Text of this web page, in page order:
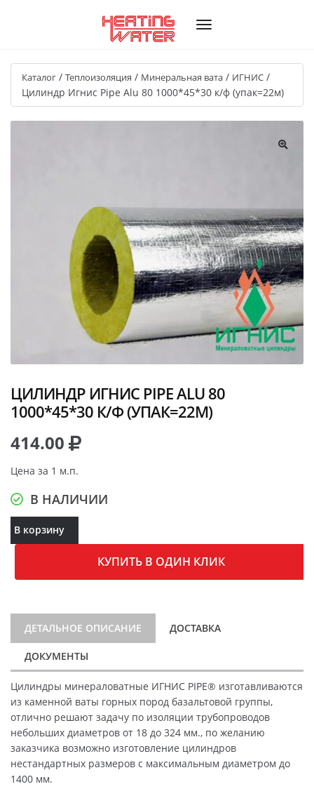
Каталог / Теплоизоляция / Минеральная вата / ИГНИС /
Цилиндр Игнис Pipe Alu 80 1000*45*30 к/ф (упак=22м)
ЦИЛИНДР ИГНИС PIPE ALU 80
1000*45*30 К/Ф (УПАК=22М)
414.00
Цена за 1 м.п.
В НАЛИЧИИ
В корзину
КУПИТЬ В ОДИН КЛИК
ДЕТАЛЬНОЕ ОПИСАНИЕ ДОСТАВКА
ДОКУМЕНТЫ
Цилиндры минераловатные ИГНИС PIPE® изготавливаются
из каменной ваты горных пород базальтовой группы,
отлично решают задачу по изоляции трубопроводов
небольших диаметров от 18 до 324 мм., по желанию
заказчика возможно изготовление цилиндров
нестандартных размеров с максимальным диаметром до
1400 мм.